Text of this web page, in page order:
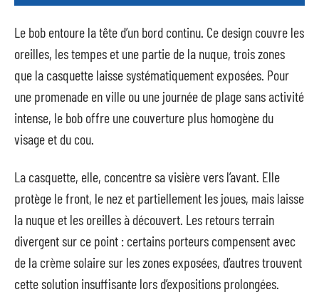
Le bob entoure la tête d’un bord continu. Ce design couvre les
oreilles, les tempes et une partie de la nuque, trois zones
que la casquette laisse systématiquement exposées. Pour
une promenade en ville ou une journée de plage sans activité
intense, le bob offre une couverture plus homogène du
visage et du cou.
La casquette, elle, concentre sa visière vers l’avant. Elle
protège le front, le nez et partiellement les joues, mais laisse
la nuque et les oreilles à découvert. Les retours terrain
divergent sur ce point : certains porteurs compensent avec
de la crème solaire sur les zones exposées, d’autres trouvent
cette solution insuffisante lors d’expositions prolongées.